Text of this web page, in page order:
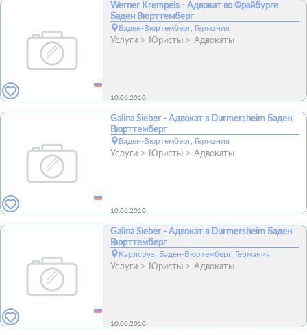
Werner Krempels - Адвокат во Фрайбурге
Баден Вюрттемберг
Баден-Вюртемберг, Германия
Услуги Юристы Адвокаты
10.06.2010
Galina Sieber - Адвокат в Durmersheim Баден
Вюрттемберг
Баден-Вюртемберг, Германия
Услуги Юристы Адвокаты
10.06.2010
Galina Sieber - Адвокат в Durmersheim Баден
Вюрттемберг
Карлсруэ, Баден-Вюртемберг, Германия
Услуги Юристы Адвокаты
10.06.2010